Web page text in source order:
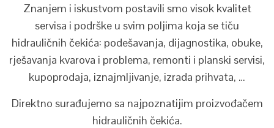
Znanjem i iskustvom postavili smo visok kvalitet
servisa i podrške u svim poljima koja se tiču
hidrauličnih čekića: podešavanja, dijagnostika, obuke,
rješavanja kvarova i problema, remonti i planski servisi,
kupoprodaja, iznajmljivanje, izrada prihvata, …
Direktno surađujemo sa najpoznatijim proizvođačem
hidrauličnih čekića.